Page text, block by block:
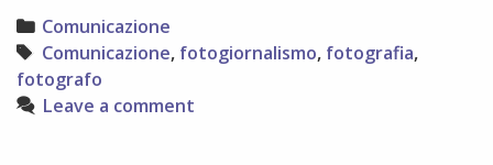
CONTEMPORANEA
–
V
Categories
Comunicazione
Tags
Comunicazione, fotogiornalismo, fotografia,
fotografo
Leave a comment